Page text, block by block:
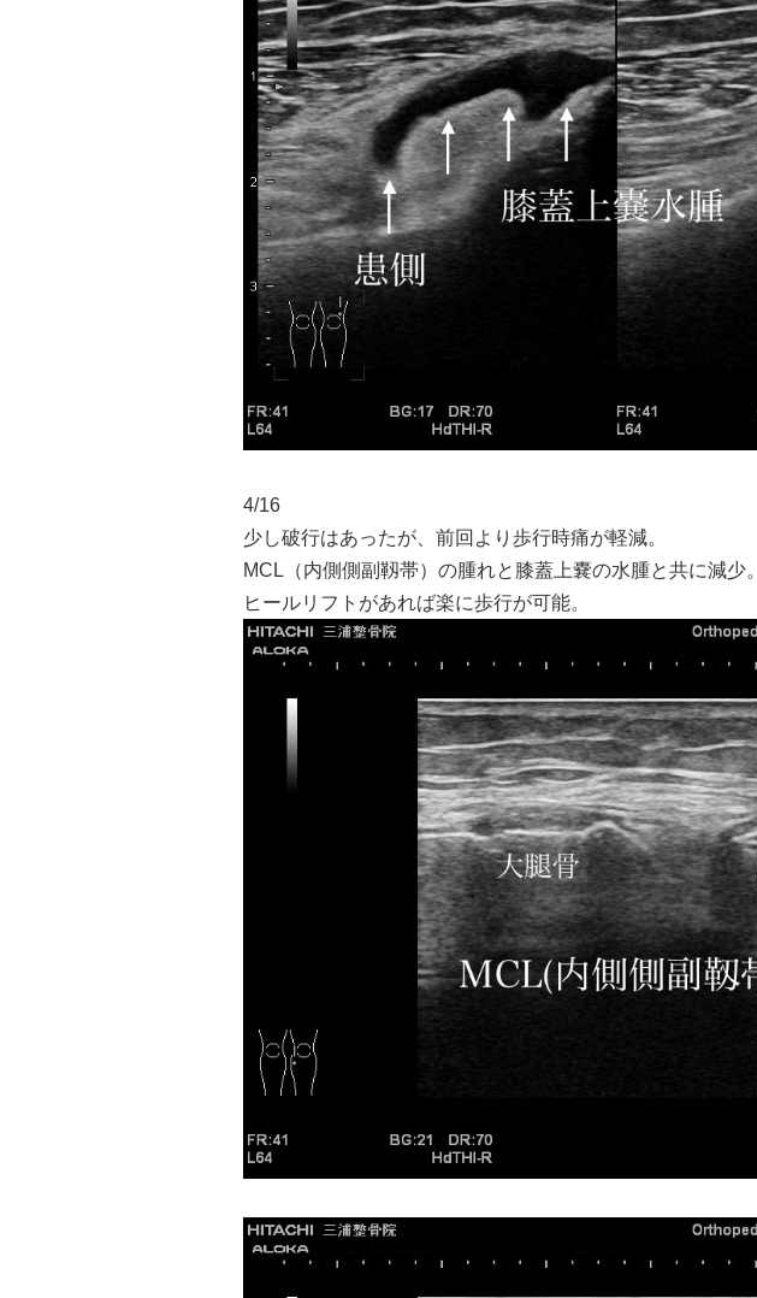
4/16
少し破行はあったが、前回より歩行時痛が軽減。
MCL（内側側副靱帯）の腫れと膝蓋上嚢の水腫と共に減少。
ヒールリフトがあれば楽に歩行が可能。